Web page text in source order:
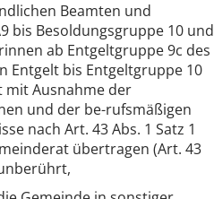
Beamten und
bis Besoldungsgruppe 10 und
ab Entgeltgruppe 9c des
Entgelt bis Entgeltgruppe 10
mit Ausnahme der
und der be-rufsmäßigen
nach Art. 43 Abs. 1 Satz 1
übertragen (Art. 43